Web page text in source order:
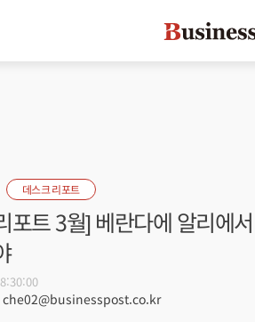
데스크 리포트
포트 3월] 베란다에 알리에
che02@businesspost.co.kr